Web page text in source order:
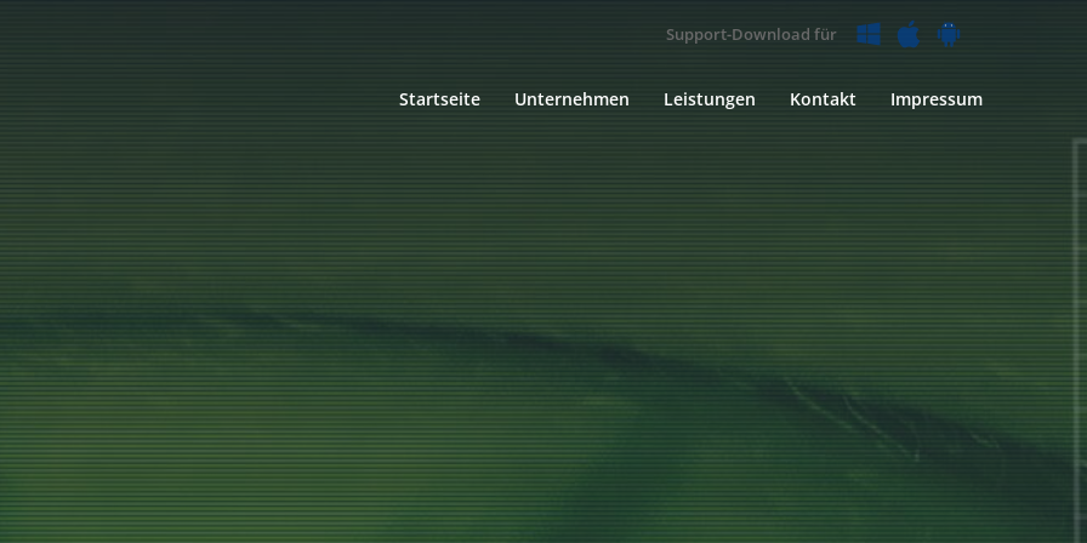
Support-Download für
Startseite Unternehmen Leistungen Kontakt Impressum